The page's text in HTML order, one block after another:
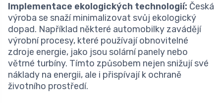
Implementace ekologických technologií: Česká
výroba se snaží minimalizovat svůj ekologický
dopad. Například některé automobilky zavádějí
výrobní procesy, které používají obnovitelné
zdroje energie, jako jsou solární panely nebo
větrné turbíny. Tímto způsobem nejen snižují své
náklady na energii, ale i přispívají k ochraně
životního prostředí.